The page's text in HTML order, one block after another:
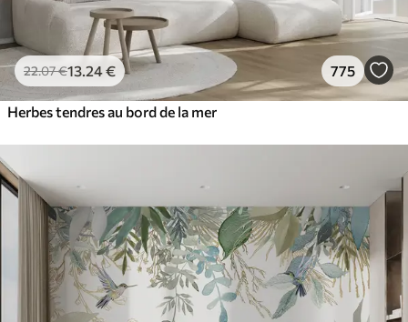
22.07€13 .24€ 775
Herbes tendres au bord de la mer